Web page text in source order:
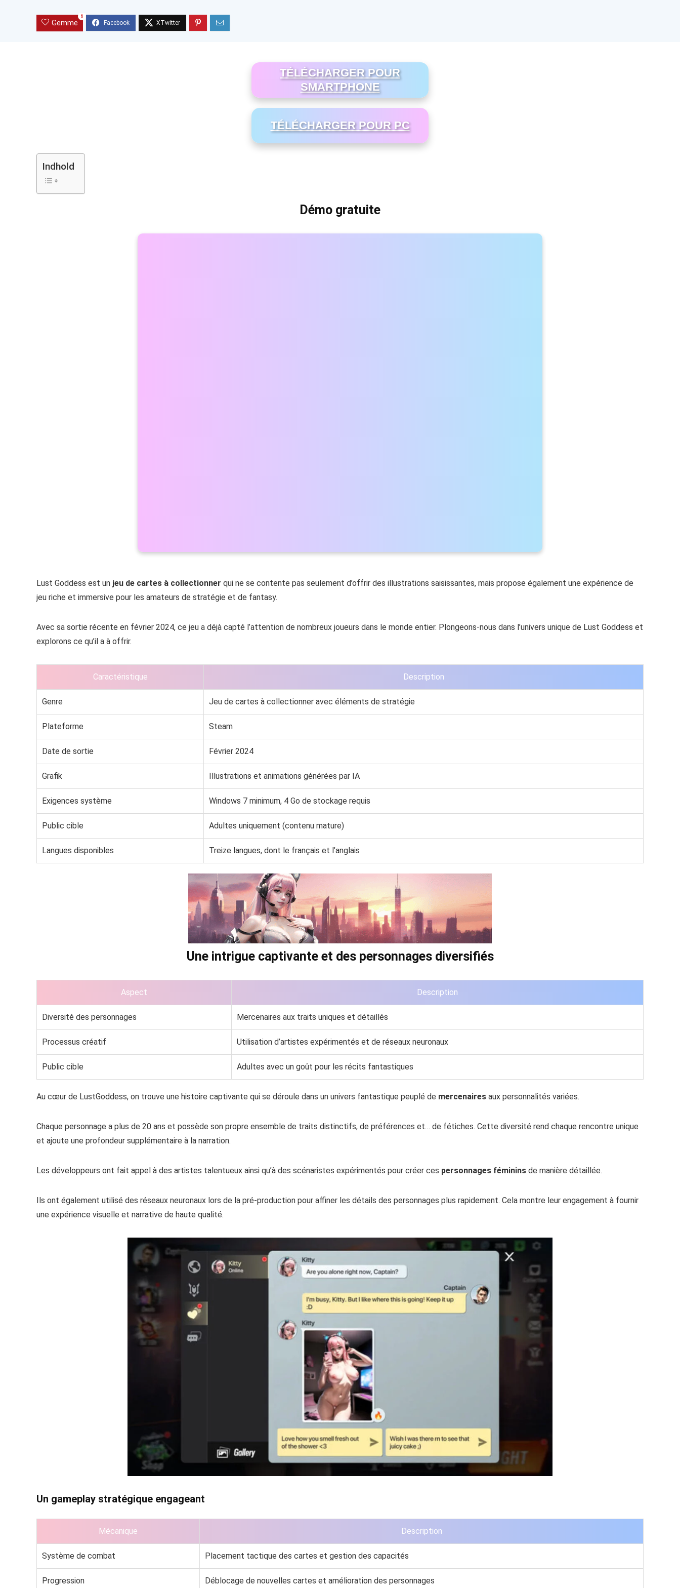
Gemme
6
TÉLÉCHARGER POUR
SMARTPHONE
TÉLÉCHARGER POUR PC
Indhold
Démo gratuite
Lust Goddess est un jeu de cartes à collectionner qui ne se contente pas seulement d’offrir des illustrations saisissantes, mais propose également une expérience de
jeu riche et immersive pour les amateurs de stratégie et de fantasy.
Avec sa sortie récente en février 2024, ce jeu a déjà capté l’attention de nombreux joueurs dans le monde entier. Plongeons-nous dans l’univers unique de Lust Goddess et
explorons ce qu’il a à offrir.
Caractéristique Description
Genre Jeu de cartes à collectionner avec éléments de stratégie
Plateforme Steam
Date de sortie Février 2024
Grafik Illustrations et animations générées par IA
Exigences système Windows 7 minimum, 4 Go de stockage requis
Public cible Adultes uniquement (contenu mature)
Langues disponibles Treize langues, dont le français et l’anglais
Une intrigue captivante et des personnages diversifiés
Aspect Description
Diversité des personnages Mercenaires aux traits uniques et détaillés
Processus créatif Utilisation d’artistes expérimentés et de réseaux neuronaux
Public cible Adultes avec un goût pour les récits fantastiques
Au cœur de LustGoddess, on trouve une histoire captivante qui se déroule dans un univers fantastique peuplé de mercenaires aux personnalités variées.
Chaque personnage a plus de 20 ans et possède son propre ensemble de traits distinctifs, de préférences et… de fétiches. Cette diversité rend chaque rencontre unique
et ajoute une profondeur supplémentaire à la narration.
Les développeurs ont fait appel à des artistes talentueux ainsi qu’à des scénaristes expérimentés pour créer ces personnages féminins de manière détaillée.
Ils ont également utilisé des réseaux neuronaux lors de la pré-production pour affiner les détails des personnages plus rapidement. Cela montre leur engagement à fournir
une expérience visuelle et narrative de haute qualité.
Un gameplay stratégique engageant
Mécanique Description
Système de combat Placement tactique des cartes et gestion des capacités
Progression Déblocage de nouvelles cartes et amélioration des personnages